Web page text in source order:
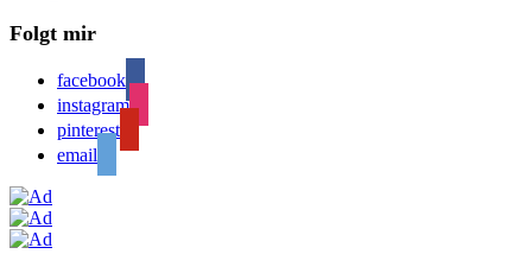
Folgt mir
facebook
instagram
pinterest
email